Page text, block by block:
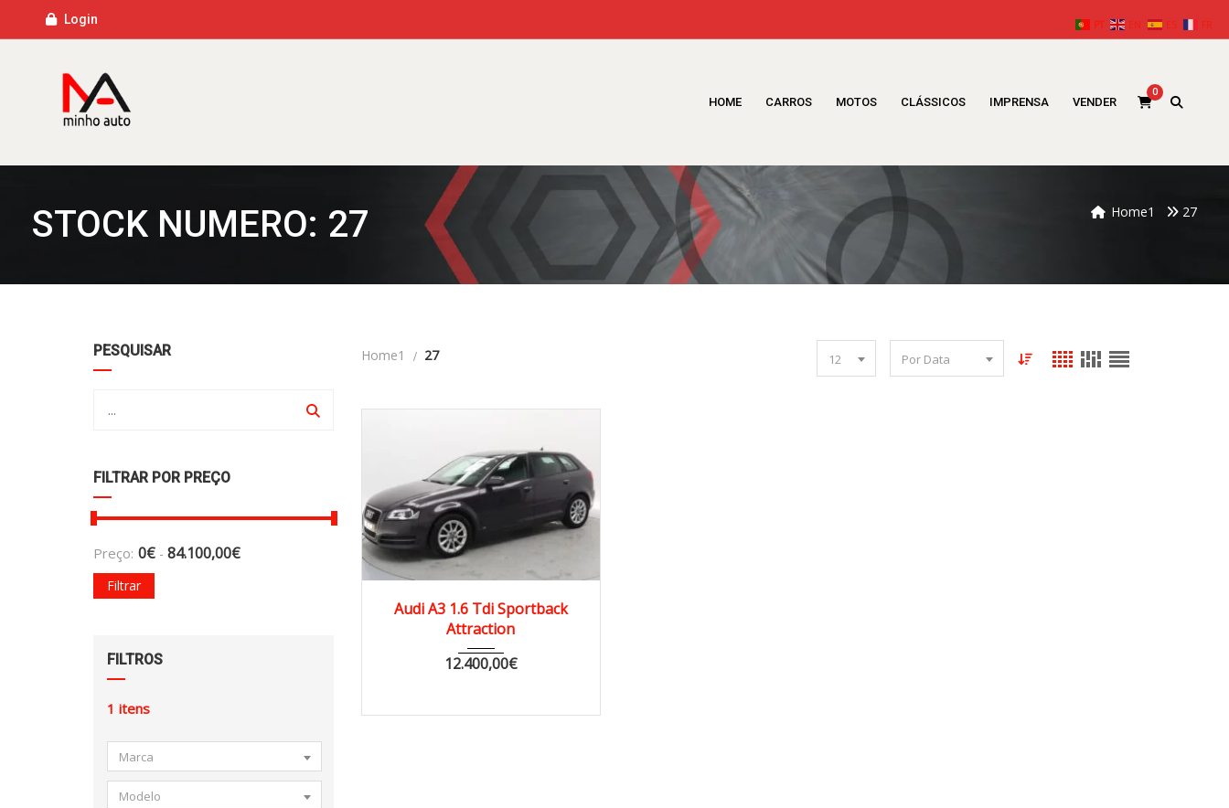
Login
HOME CARROS MOTOS CLÁSSICOS IMPRENSA VENDER
0
STOCK NUMERO: 27 Home1 27
PESQUISAR
FILTRAR POR PREÇO
Preço: 0€ - 84.100,00€
Filtrar
FILTROS
1 itens
Marca
Modelo
Home1 27 12 Por Data
2012 hatch... 149000 km
Audi A3 1.6 Tdi Sportback
Attraction
12.400,00€
PT EN ES FR